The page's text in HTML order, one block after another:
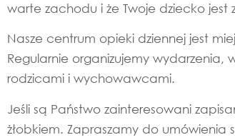
warte zachodu i że Twoje dziecko
Nasze centrum opieki dziennej jest
Regularnie organizujemy
rodzicami i wychowawcami.
Jeśli są Państwo zainteresowani
żłobkiem. Zapraszamy do umówienia